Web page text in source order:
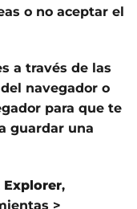
o no aceptar el
a través de las
navegador o
para que te
guardar una
,
>